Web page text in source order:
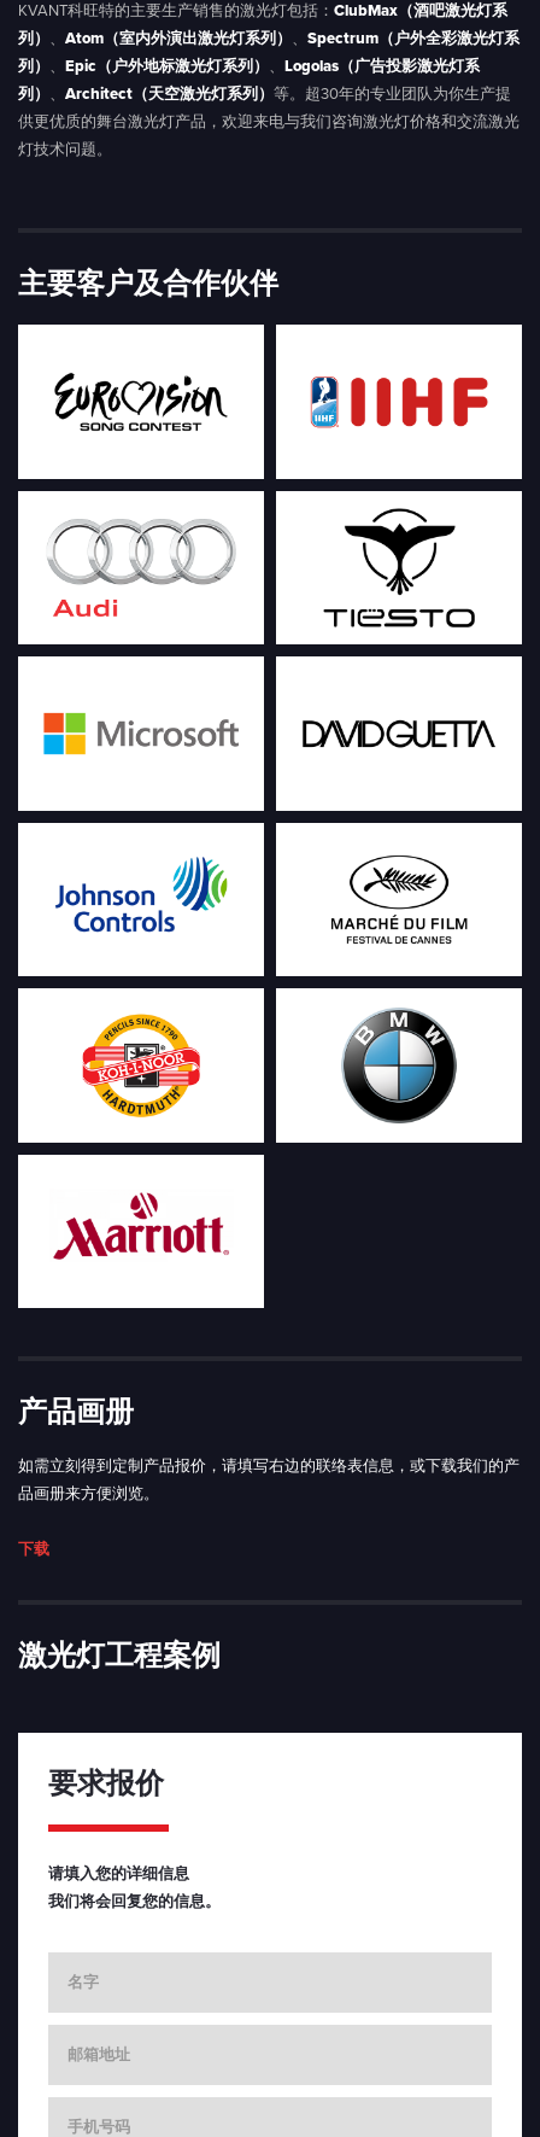
KVANT科旺特的主要生产销售的激光灯包括： ClubMax（酒吧激光灯系
列） 、 Atom（室内外演出激光灯系列） 、 Spectrum（户外全彩激光灯系
列） 、 Epic（户外地标激光灯系列） 、 Logolas（广告投影激光灯系
列） 、 Architect（天空激光灯系列） 等。超30年的专业团队为你生产提
供更优质的舞台激光灯产品，欢迎来电与我们咨询激光灯价格和交流激光
灯技术问题。
主要客户及合作伙伴
产品画册
如需立刻得到定制产品报价，请填写右边的联络表信息，或下载我们的产
品画册来方便浏览。
下载
激光灯工程案例
要求报价
请填入您的详细信息
我们将会回复您的信息。